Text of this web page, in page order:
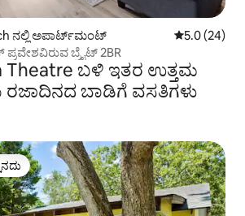
ನಲ್ಲಿ ಅಪಾರ್ಟ್‌ಮಂಟ್ 5 ರಲ್ಲಿ 5.0
5.0 (24)
ಬ್ರೈಟ್ 2BR
Theatre ಬಳಿ ಇತರ ಉತ್ತಮ
ಬಾಡಿಗೆ ವಸತಿಗಳು